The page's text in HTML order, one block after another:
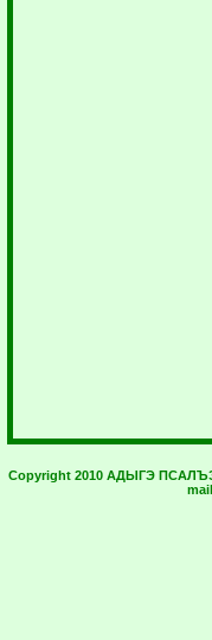
Copyright 2010 АДЫГЭ